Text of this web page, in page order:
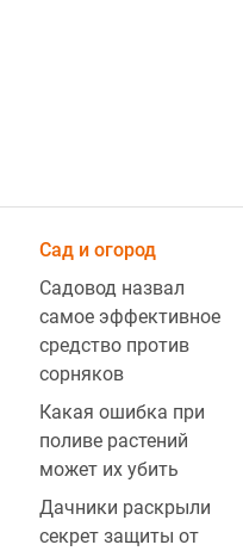
Сад и огород
Садовод назвал
самое эффективное
средство против
сорняков
Какая ошибка при
поливе растений
может их убить
Дачники раскрыли
секрет защиты от